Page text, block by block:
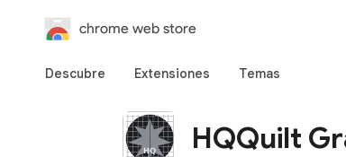
chrome web store
Descubre Extensiones Temas
HQQuilt